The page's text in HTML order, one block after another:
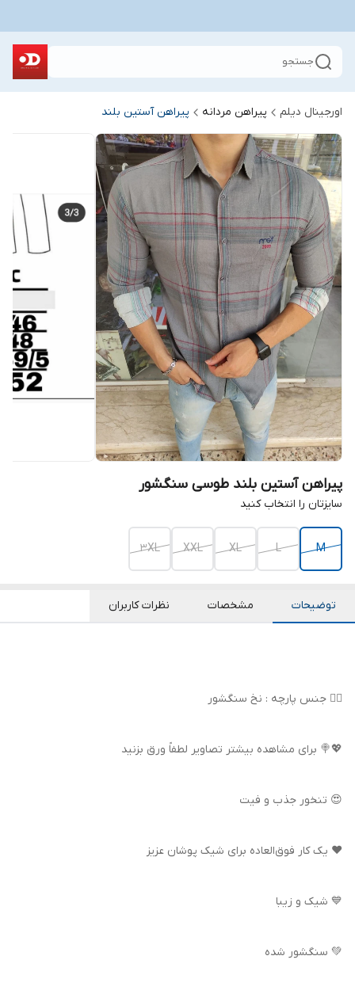
جستجو
اورجینال دیلم پیراهن مردانه پیراهن آستین بلند
پیراهن آستین بلند طوسی سنگشور
سایزتان را انتخاب کنید
M
L
XL
XXL
3XL
توضیحات مشخصات نظرات کاربران
👌🏻 جنس پارچه : نخ سنگشور
💖🍭 برای مشاهده بیشتر تصاویر لطفاً ورق بزنید
😍 تنخور جذب و فیت
❤️ یک کار فوق‌العاده برای شیک پوشان عزیز
💙 شیک و زیبا
💚 سنگشور شده